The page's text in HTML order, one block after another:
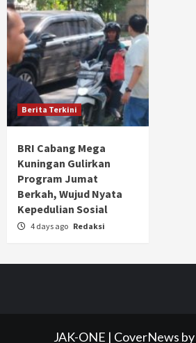
Berita Terkini
BRI Cabang Mega
Kuningan Gulirkan
Program Jumat
Berkah, Wujud Nyata
Kepedulian Sosial
4 days ago Redaksi
JAK-ONE | CoverNews